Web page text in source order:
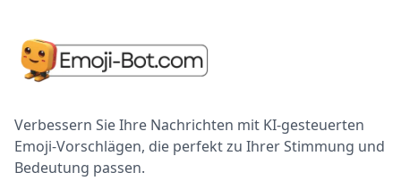
Verbessern Sie Ihre Nachrichten mit KI-gesteuerten
Emoji-Vorschlägen, die perfekt zu Ihrer Stimmung und
Bedeutung passen.